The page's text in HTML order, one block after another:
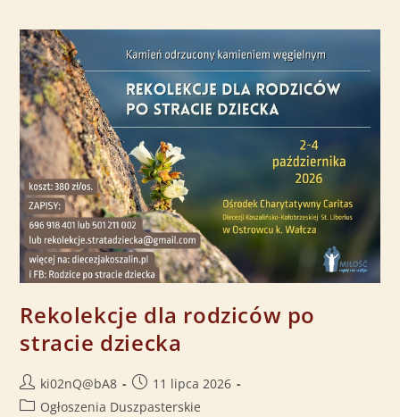
Rekolekcje dla rodziców po
stracie dziecka
ki02nQ@bA8
11 lipca 2026
Ogłoszenia Duszpasterskie